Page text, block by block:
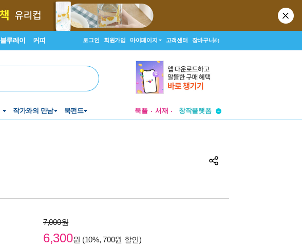
블루레이 커피 로그인 회원가입 마이페이지 고객센터 장바구니(0)
작가와의 만남 북펀드 북플 서재
창작플랫폼
7,000원
6,300원 (10%, 700원 할인)